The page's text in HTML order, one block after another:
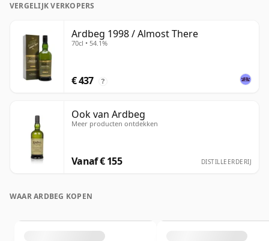
VERGELIJK VERKOPERS
Ardbeg 1998 / Almost There
70cl • 54.1%
€ 437 ?
Ook van Ardbeg
Meer producten ontdekken
Vanaf € 155 DISTILLEERDERIJ
WAAR ARDBEG KOPEN